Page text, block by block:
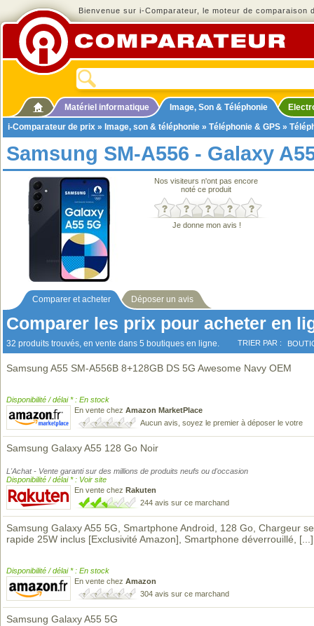
Bienvenue sur i-Comparateur, le moteur de comparaison
Matériel informatique Image, Son & Téléphonie
i-Comparateur de prix » Image, son & téléphonie » Téléphonie & GPS »
Samsung SM-A556 - Galaxy
Nos visiteurs n'ont pas encore
noté ce produit
Je donne mon avis !
Comparer et acheter Déposer un avis
Comparer les prix pour acheter en
32 produits trouvés, en vente dans 5 boutiques en ligne. TRIER PAR :
Samsung A55 SM-A556B 8+128GB DS 5G Awesome Navy OEM
Disponibilité / délai * : En stock
En vente chez Amazon MarketPlace
Aucun avis, soyez le premier à déposer le votre
Samsung Galaxy A55 128 Go Noir
L'Achat - Vente garanti sur des millions de produits neufs ou d'occasion
Disponibilité / délai * : Voir site
En vente chez Rakuten
244 avis sur ce marchand
Samsung Galaxy A55 5G, Smartphone Android, 128 Go, Chargeur
rapide 25W inclus [Exclusivité Amazon], Smartphone déverrouillé, [...]
Disponibilité / délai * : En stock
En vente chez Amazon
304 avis sur ce marchand
Samsung Galaxy A55 5G